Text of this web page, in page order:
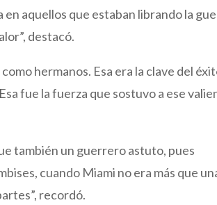
aquellos que estaban librando la
destacó.
hermanos. Esa era la clave del
fue la fuerza que sostuvo a ese
también un guerrero astuto, pues
cuando Miami no era más que
recordó.